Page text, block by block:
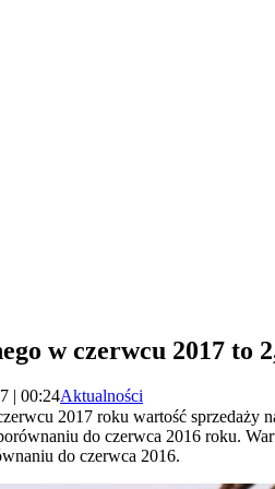
w czerwcu 2017 to
| 00:24Aktualności
2017 roku wartość
do czerwca 2016 roku.
do czerwca 2016.